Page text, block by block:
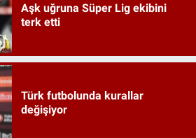
Aşk uğruna Süper Lig ekibini
terk etti
Türk futbolunda kurallar
değişiyor